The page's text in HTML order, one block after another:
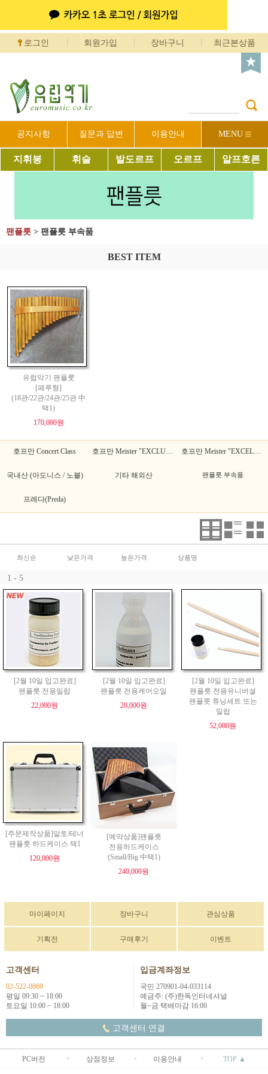
로그인 회원가입 장바구니 최근본상품
공지사항 질문과 답변 이용안내 MENU
지휘봉 휘슬 발도르프 오르프 알프호른
팬플릇 > 팬플릇 부속품
BEST ITEM
유럽악기 팬플룻
[페루형]
(18관/22관/24관/25관 中
택1)
170,000원
호프만 Concert Class
국내산 (아도니스 / 노블) 기타 해외산 팬플릇 부속품
프레다(Preda)
최신순 낮은가격 높은가격 상품명
1 - 5
[2월 10일 입고완료]
팬플릇 전용밀랍
22,000원
[2월 10일 입고완료]
팬플릇 전용케어오일
20,000원
[2월 10일 입고완료]
팬플릇 전용유니버셜
팬플릇 튜닝세트 또는
밀랍
52,000원
[주문제작상품]알토/테너
팬플룻 하드케이스 택1
120,000원
[예약상품]팬플릇
전용하드케이스
(Small/Big 中택1)
240,000원
마이페이지 장바구니 관심상품
기획전 구매후기 이벤트
고객센터
02-522-0869
평일 09:30 ~ 18:00
토요일 10:00 ~ 18:00
입금계좌정보
국민 270901-04-033114
예금주: (주)한독인터네셔널
월~금 택배마감 16:00
고객센터 연결
PC버전 상점정보 이용안내 TOP ▲